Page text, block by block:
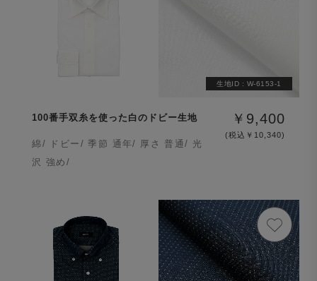
生地ID : W-6153-1
100番手双糸を使った白のドビー生地
綿/ ドビー/ 季節 通年/ 厚さ 普通/ 光
沢 強め/
￥9,400
(税込￥10,340)